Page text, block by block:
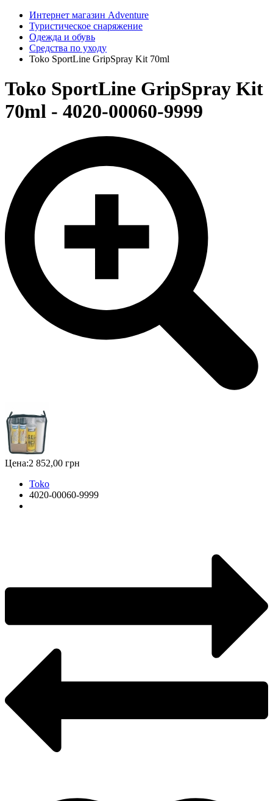
Интернет магазин Adventure
Туристическое снаряжение
Одежда и обувь
Средства по уходу
Toko SportLine GripSpray Kit 70ml
Toko SportLine GripSpray Kit
70ml - 4020-00060-9999
Цена:2 852,00 грн
Toko
4020-00060-9999